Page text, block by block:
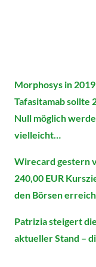
Morphosys in
Tafasitamab sollte
Null möglich
vielleicht…
Wirecard gestern
240,00 EUR
den Börsen
Patrizia steigert
aktueller Stand –